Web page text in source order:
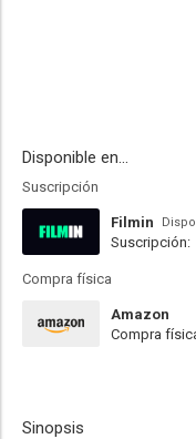
Disponible en...
Suscripción
Filmin
Suscripción:
Compra física
Amazon
Compra
Sinopsis